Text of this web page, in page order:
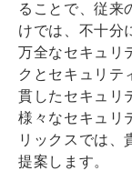
ることで、従来
けでは、不十分
万全なセキュリ
クとセキュリテ
貫したセキュリ
様々なセキュリ
リックスでは、
提案します。